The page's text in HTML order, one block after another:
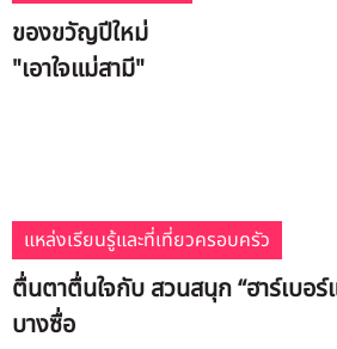
ของขวัญปีใหม่
"เอาใจแม่สามี"
แหล่งเรียนรู้และที่เที่ยวครอบครัว
ตื่นตาตื่นใจกับ สวนสนุก “ฮาร์เบอร์
บางซื่อ